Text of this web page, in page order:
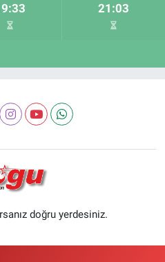
21:03
doğru yerdesiniz.